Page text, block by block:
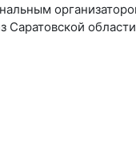
Саратовской